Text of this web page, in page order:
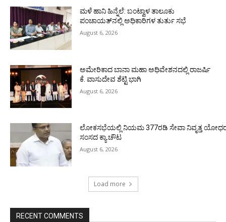
ಮಳೆ ಹಾನಿ ಹಿನ್ನೆಲೆ: ಬಂಟ್ವಾಳ ತಾಲೂಕು
ಪಂಚಾಯತ್‌ನಲ್ಲಿ ಅಧಿಕಾರಿಗಳ ತುರ್ತು ಸಭೆ
August 6, 2026
ಅಮೇರಿಕಾದ ಬಾನಾ ಮಹಾ ಅಧಿವೇಶನದಲ್ಲಿ ರಾಜರ್ಷಿ
ಕೆ. ವಾಸುದೇವ ಶೆಟ್ಟಿ ಭಾಗಿ
August 6, 2026
ಲೋಕಸಭೆಯಲ್ಲಿ ನಿಯಮ 377ರಡಿ ಸೇವಾ ನಿವೃತ್ತ
ಸಂಸದ ಕ್ಯಾ.ಚೌಟ
August 6, 2026
Load more
RECENT COMMENTS